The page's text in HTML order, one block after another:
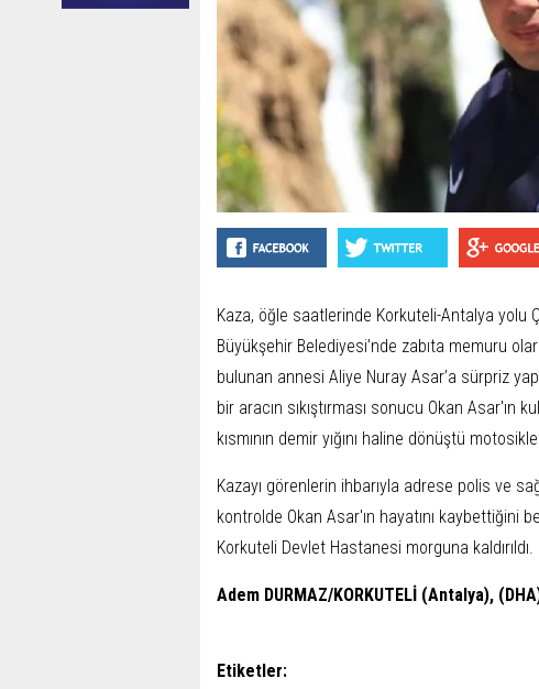
Kaza, öğle saatlerinde Korkuteli-Antalya yolu
Büyükşehir Belediyesi’nde zabıta memuru
bulunan annesi Aliye Nuray Asar’a sürpriz
bir aracın sıkıştırması sonucu Okan Asar'ın
kısmının demir yığını haline dönüştü
Kazayı görenlerin ihbarıyla adrese polis ve
kontrolde Okan Asar'ın hayatını kaybettiğini
Korkuteli Devlet Hastanesi morguna kaldırıldı.
Adem DURMAZ/KORKUTELİ (Antalya),
Etiketler: